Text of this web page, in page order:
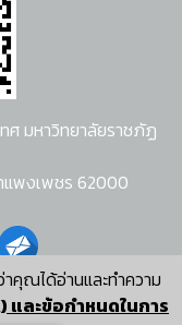
คุณได้อ่านและทำความ
ละข้อกำหนดในการ
ศ มหาวิทยาลัยราชภัฏ
แพงเพชร 62000
ผกา